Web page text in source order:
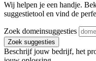
Wij helpen je een handje.
suggestietool en vind de
Zoek domeinsuggesties
Zoek suggesties
Beschrijf jouw bedrijf, het